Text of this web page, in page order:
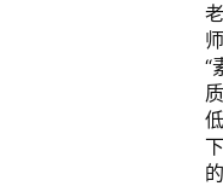
老
师
“
质
低
的